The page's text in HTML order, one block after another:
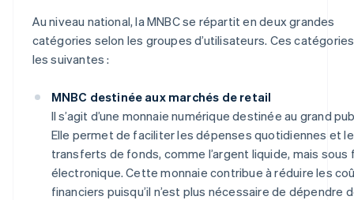
Au niveau national, la MNBC se répartit en deux grandes
catégories selon les groupes d’utilisateurs. Ces
les suivantes :
MNBC destinée aux marchés de retail
Il s’agit d’une monnaie numérique destinée au grand
Elle permet de faciliter les dépenses quotidiennes et
transferts de fonds, comme l’argent liquide, mais sous
électronique. Cette monnaie contribue à réduire les
financiers puisqu’il n’est plus nécessaire de dépendre